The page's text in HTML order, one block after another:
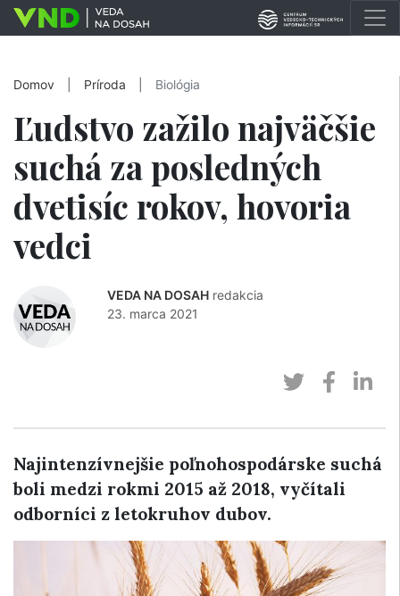
Domov Príroda Biológia
Ľudstvo zažilo najväčšie
suchá za posledných
dvetisíc rokov, hovoria
vedci
VEDA NA DOSAH redakcia
23. marca 2021
Najintenzívnejšie poľnohospodárske suchá
boli medzi rokmi 2015 až 2018, vyčítali
odborníci z letokruhov dubov.